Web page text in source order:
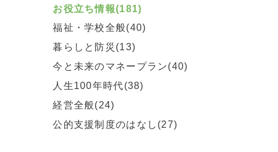
お役立ち情報(181)
福祉・学校全般(40)
暮らしと防災(13)
今と未来のマネープラン(40)
人生100年時代(38)
経営全般(24)
公的支援制度のはなし(27)